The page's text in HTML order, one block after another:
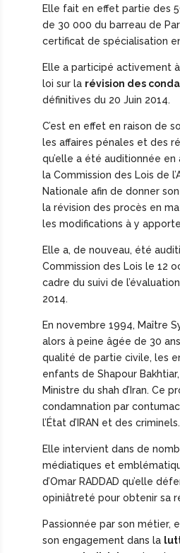
Elle fait en effet partie des
de 30 000 du barreau de
certificat de spécialisation
Elle a participé activement
loi sur la révision des
définitives du 20 Juin 2014.
C’est en effet en raison de
les affaires pénales et des
qu’elle a été auditionnée en
la Commission des Lois de
Nationale afin de donner
la révision des procès en
les modifications à y
Elle a, de nouveau, été
Commission des Lois le 12
cadre du suivi de
2014.
En novembre 1994, Maître
alors à peine âgée de 30
qualité de partie civile, les
enfants de Shapour
Ministre du shah d’Iran. Ce
condamnation par
l’État d’IRAN et des criminels.
Elle intervient dans de
médiatiques et
d’Omar RADDAD qu’elle
opiniâtreté pour obtenir sa
Passionnée par son métier,
son engagement dans la